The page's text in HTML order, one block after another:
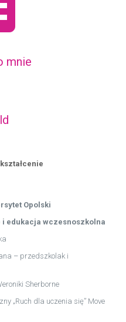
mnie
Opolski
edukacja wczesnoszkolna
– przedszkolak i
Sherborne
„Ruch dla uczenia się” Move